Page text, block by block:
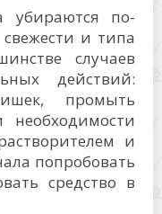
убираются по-
и типа
случаев
действий:
промыть
и
попробовать
средство в